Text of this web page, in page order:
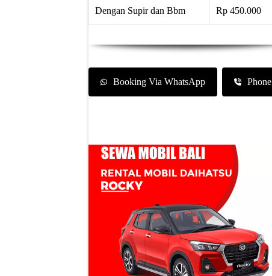
Dengan Supir dan Bbm Rp 450.000
Booking Via WhatsApp Phone